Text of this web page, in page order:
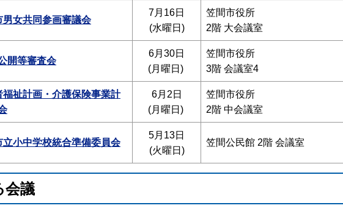
男女共同参画審議会
7月16日
(水曜日)
笠間市役所
2階 大会議室
開等審査会
6月30日
(月曜日)
笠間市役所
3階 会議室4
福祉計画・介護保険事業計
6月2日
(月曜日)
笠間市役所
2階 中会議室
立小中学校統合準備委員会
5月13日
(火曜日)
笠間公民館 2階 会議室
会議